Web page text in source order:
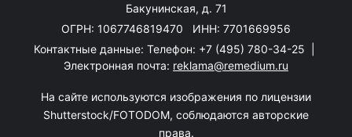
Бакунинская, д. 71
ОГРН: 1067746819470 ИНН: 7701669956
Контактные данные: Телефон: +7 (495) 780-34-25
Электронная почта: reklama@remedium.ru
На сайте используются изображения по лицензии
Shutterstock/FOTODOM, соблюдаются авторские
права.